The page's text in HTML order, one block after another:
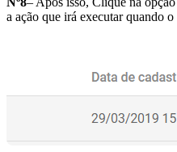
a ação que irá executar quando